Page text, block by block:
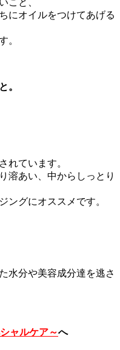
こと、
にオイルをつけてあげる
。
。
れています。
溶あい、中からしっとり
ングにオススメです。
水分や美容成分達を逃さ
ャルケア～へ